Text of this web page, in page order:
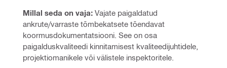
Millal seda on vaja: Vajate paigaldatud
ankrute/varraste tõmbekatsete tõendavat
koormusdokumentatsiooni. See on osa
paigalduskvaliteedi kinnitamisest kvaliteedijuhtidele,
projektiomanikele või välistele inspektoritele.